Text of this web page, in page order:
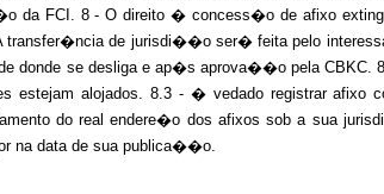
da FCI. 8 - O direito � concess�o de afixo
transfer�ncia de jurisdi��o ser� feita pelo
donde se desliga e ap�s aprova��o pela
estejam alojados. 8.3 - � vedado registrar afixo
do real endere�o dos afixos sob a sua
na data de sua publica��o.